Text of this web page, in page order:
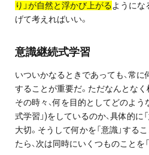
り」が自然と浮かび上がるようにな
げて考えればいい。
意識継続式学習
いついかなるときであっても、常に
することが重要だ。ただなんとなく
その時々、何を目的としてどのよう
式学習」)をしているのか、具体的に
大切。そうして何かを「意識」する
たら、次は同時にいくつものことを